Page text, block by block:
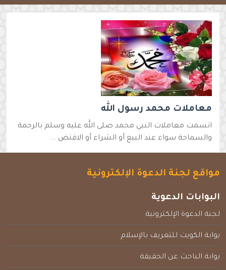
معاملات محمد رسول الله
اتسمت معاملات النبي محمد صلى الله عليه وسلم بالرحمة
والسماحة سواء عند البيع أو الشراء أو الاقتض ...
مواقع لجنة الدعوة الإلكترونية
البوابات الدعوية
لجنة الدعوة الإلكترونية
بوابة الكويت للتعريف بالإسلام
بوابة الباحث عن الحقيقة